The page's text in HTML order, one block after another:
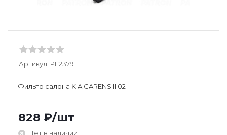
Артикул: PF2379
Фильтр салона KIA CARENS II 02-
828 ₽/шт
Нет в наличии